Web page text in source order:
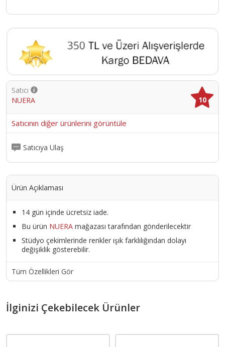
Satıcı
NUERA
10
Satıcının diğer ürünlerini görüntüle
Satıcıya Ulaş
Ürün Açıklaması
14 gün içinde ücretsiz iade.
Bu ürün NUERA mağazası tarafından gönderilecektir
Stüdyo çekimlerinde renkler ışık farklılığından dolayı
değişiklik gösterebilir.
Tüm Özellikleri Gör
İlginizi Çekebilecek Ürünler